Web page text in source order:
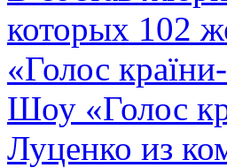
которых 102
«Голос
Шоу «Голос
Луценко из